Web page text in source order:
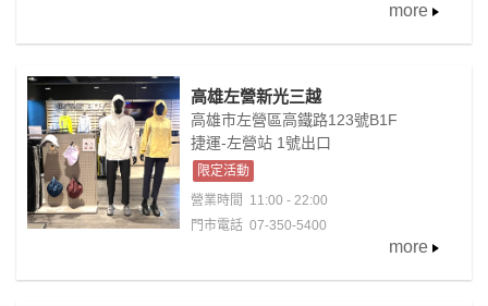
more
高雄左營新光三越
高雄市左營區高鐵路123號B1F
捷運-左營站 1號出口
限定活動
營業時間 11:00 - 22:00
門市電話 07-350-5400
more